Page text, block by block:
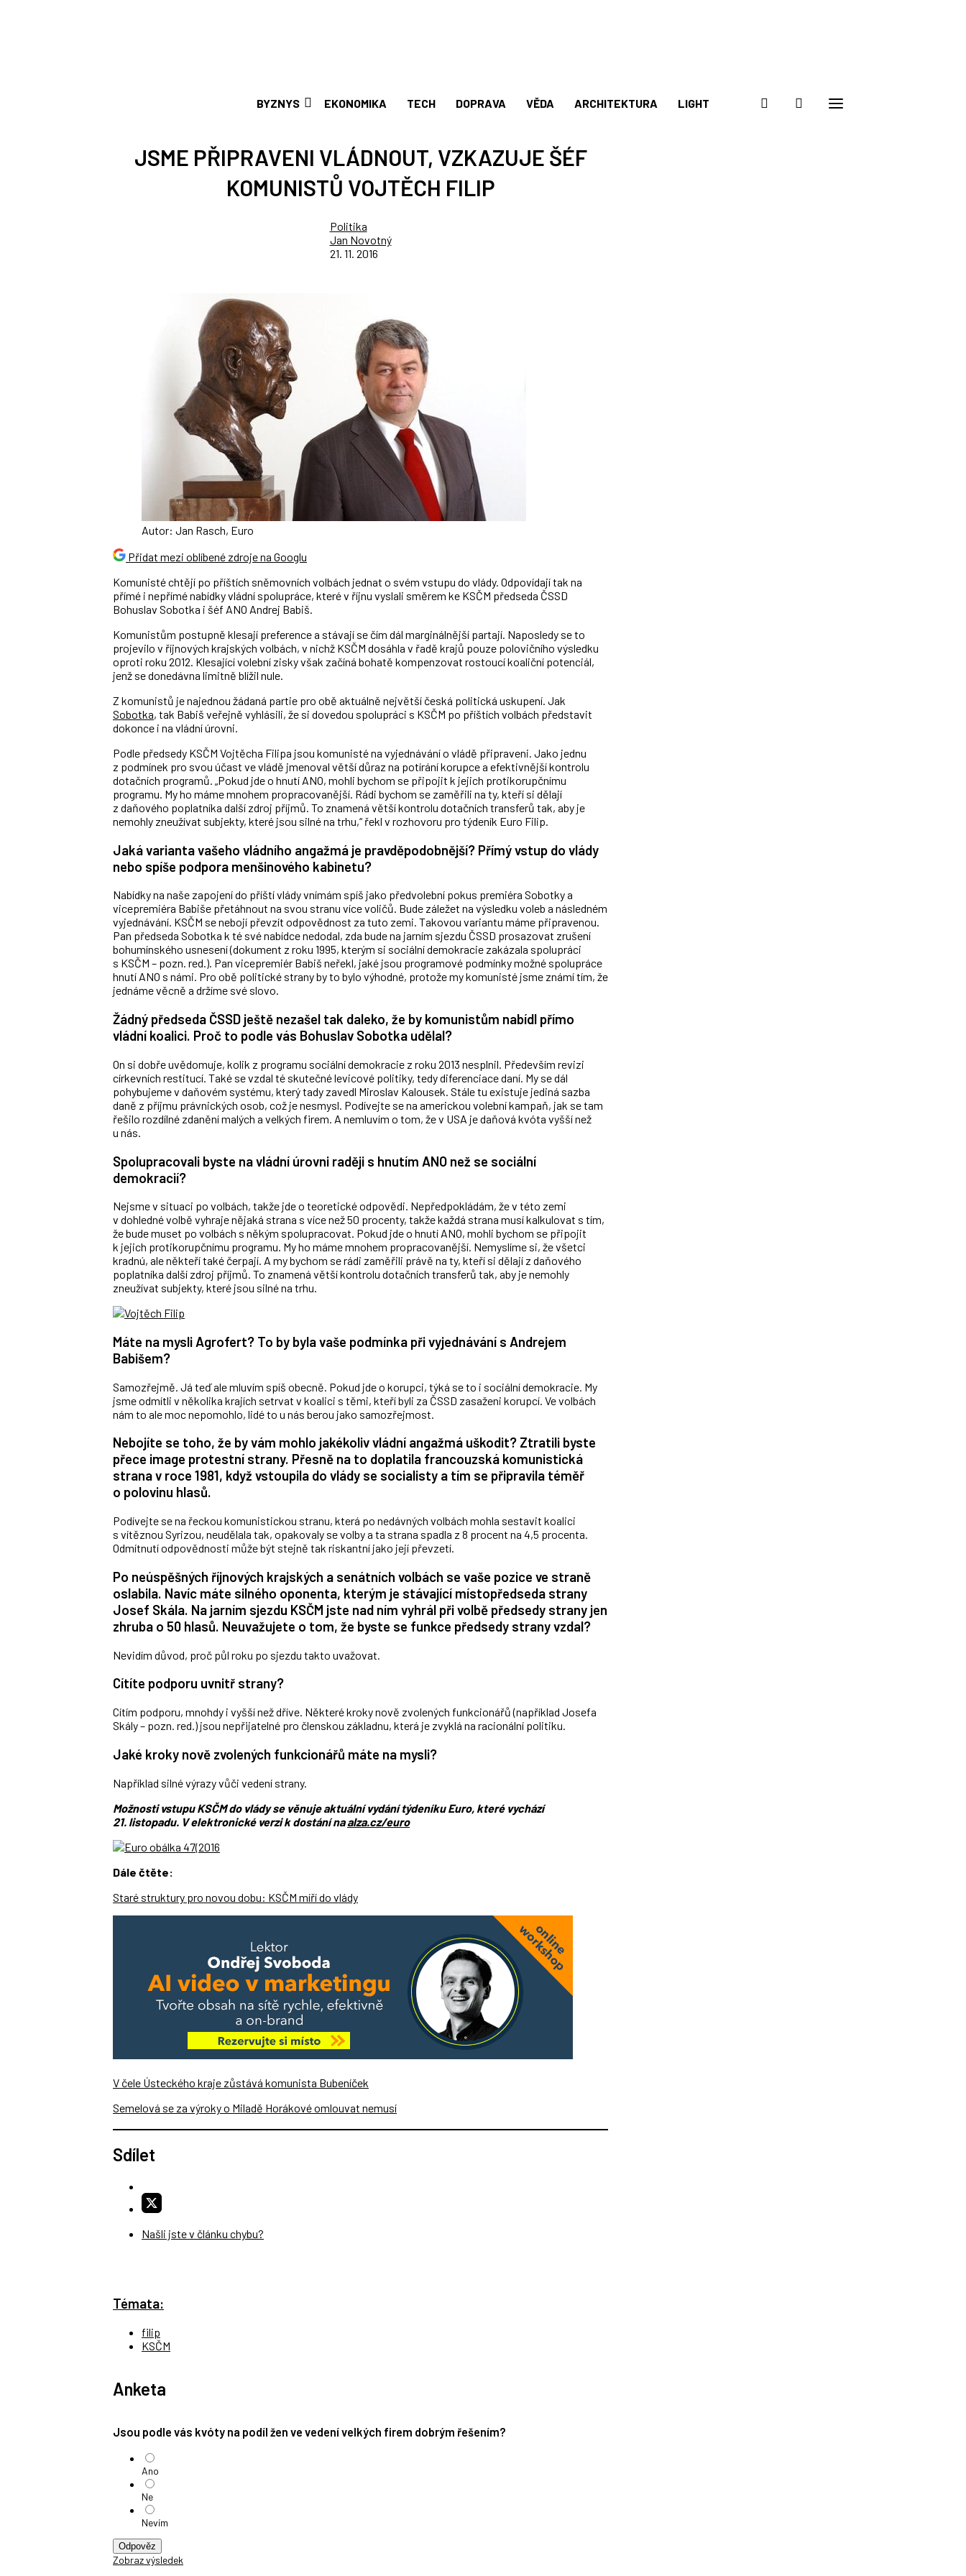
BYZNYS EKONOMIKA TECH DOPRAVA VĚDA ARCHITEKTURA LIGHT
JSME PŘIPRAVENI VLÁDNOUT, VZKAZUJE ŠÉF
KOMUNISTŮ VOJTĚCH FILIP
Politika
Jan Novotný
21. 11. 2016
Autor: Jan Rasch, Euro
Přidat mezi oblíbené zdroje na Googlu
Komunisté chtějí po příštích sněmovních volbách jednat o svém vstupu do vlády. Odpovídají tak na
přímé i nepřímé nabídky vládní spolupráce, které v říjnu vyslali směrem ke KSČM předseda ČSSD
Bohuslav Sobotka i šéf ANO Andrej Babiš.
Komunistům postupně klesají preference a stávají se čím dál marginálnější partají. Naposledy se to
projevilo v říjnových krajských volbách, v nichž KSČM dosáhla v řadě krajů pouze polovičního výsledku
oproti roku 2012. Klesající volební zisky však začíná bohatě kompenzovat rostoucí koaliční potenciál,
jenž se donedávna limitně blížil nule.
Z komunistů je najednou žádaná partie pro obě aktuálně největší česká politická uskupení. Jak
Sobotka, tak Babiš veřejně vyhlásili, že si dovedou spolupráci s KSČM po příštích volbách představit
dokonce i na vládní úrovni.
Podle předsedy KSČM Vojtěcha Filipa jsou komunisté na vyjednávání o vládě připraveni. Jako jednu
z podmínek pro svou účast ve vládě jmenoval větší důraz na potírání korupce a efektivnější kontrolu
dotačních programů. „Pokud jde o hnutí ANO, mohli bychom se připojit k jejich protikorupčnímu
programu. My ho máme mnohem propracovanější. Rádi bychom se zaměřili na ty, kteří si dělají
z daňového poplatníka další zdroj příjmů. To znamená větší kontrolu dotačních transferů tak, aby je
nemohly zneužívat subjekty, které jsou silné na trhu,“ řekl v rozhovoru pro týdeník Euro Filip.
Jaká varianta vašeho vládního angažmá je pravděpodobnější? Přímý vstup do vlády
nebo spíše podpora menšinového kabinetu?
Nabídky na naše zapojení do příští vlády vnímám spíš jako předvolební pokus premiéra Sobotky a
vicepremiéra Babiše přetáhnout na svou stranu více voličů. Bude záležet na výsledku voleb a následném
vyjednávání. KSČM se nebojí převzít odpovědnost za tuto zemi. Takovou variantu máme připravenou.
Pan předseda Sobotka k té své nabídce nedodal, zda bude na jarním sjezdu ČSSD prosazovat zrušení
bohumínského usnesení (dokument z roku 1995, kterým si sociální demokracie zakázala spolupráci
s KSČM – pozn. red.). Pan vicepremiér Babiš neřekl, jaké jsou programové podmínky možné spolupráce
hnutí ANO s námi. Pro obě politické strany by to bylo výhodné, protože my komunisté jsme známí tím, že
jednáme věcně a držíme své slovo.
Žádný předseda ČSSD ještě nezašel tak daleko, že by komunistům nabídl přímo
vládní koalici. Proč to podle vás Bohuslav Sobotka udělal?
On si dobře uvědomuje, kolik z programu sociální demokracie z roku 2013 nesplnil. Především revizi
církevních restitucí. Také se vzdal té skutečné levicové politiky, tedy diferenciace daní. My se dál
pohybujeme v daňovém systému, který tady zavedl Miroslav Kalousek. Stále tu existuje jediná sazba
daně z příjmu právnických osob, což je nesmysl. Podívejte se na americkou volební kampaň, jak se tam
řešilo rozdílné zdanění malých a velkých firem. A nemluvím o tom, že v USA je daňová kvóta vyšší než
u nás.
Spolupracovali byste na vládní úrovni raději s hnutím ANO než se sociální
demokracií?
Nejsme v situaci po volbách, takže jde o teoretické odpovědi. Nepředpokládám, že v této zemi
v dohledné volbě vyhraje nějaká strana s více než 50 procenty, takže každá strana musí kalkulovat s tím,
že bude muset po volbách s někým spolupracovat. Pokud jde o hnutí ANO, mohli bychom se připojit
k jejich protikorupčnímu programu. My ho máme mnohem propracovanější. Nemyslíme si, že všetci
kradnú, ale někteří také čerpají. A my bychom se rádi zaměřili právě na ty, kteří si dělají z daňového
poplatníka další zdroj příjmů. To znamená větší kontrolu dotačních transferů tak, aby je nemohly
zneužívat subjekty, které jsou silné na trhu.
Máte na mysli Agrofert? To by byla vaše podmínka při vyjednávání s Andrejem
Babišem?
Samozřejmě. Já teď ale mluvím spíš obecně. Pokud jde o korupci, týká se to i sociální demokracie. My
jsme odmítli v několika krajích setrvat v koalici s těmi, kteří byli za ČSSD zasaženi korupcí. Ve volbách
nám to ale moc nepomohlo, lidé to u nás berou jako samozřejmost.
Nebojíte se toho, že by vám mohlo jakékoliv vládní angažmá uškodit? Ztratili byste
přece image protestní strany. Přesně na to doplatila francouzská komunistická
strana v roce 1981, když vstoupila do vlády se socialisty a tím se připravila téměř
o polovinu hlasů.
Podívejte se na řeckou komunistickou stranu, která po nedávných volbách mohla sestavit koalici
s vítěznou Syrizou, neudělala tak, opakovaly se volby a ta strana spadla z 8 procent na 4,5 procenta.
Odmítnutí odpovědnosti může být stejně tak riskantní jako její převzetí.
Po neúspěšných říjnových krajských a senátních volbách se vaše pozice ve straně
oslabila. Navíc máte silného oponenta, kterým je stávající místopředseda strany
Josef Skála. Na jarním sjezdu KSČM jste nad ním vyhrál při volbě předsedy strany jen
zhruba o 50 hlasů. Neuvažujete o tom, že byste se funkce předsedy strany vzdal?
Nevidím důvod, proč půl roku po sjezdu takto uvažovat.
Cítíte podporu uvnitř strany?
Cítím podporu, mnohdy i vyšší než dříve. Některé kroky nově zvolených funkcionářů (například Josefa
Skály – pozn. red.) jsou nepřijatelné pro členskou základnu, která je zvyklá na racionální politiku.
Jaké kroky nově zvolených funkcionářů máte na mysli?
Například silné výrazy vůči vedení strany.
Možnosti vstupu KSČM do vlády se věnuje aktuální vydání týdeníku Euro, které vychází
21. listopadu. V elektronické verzi k dostání naalza.cz/euro
Dále čtěte:
Staré struktury pro novou dobu: KSČM míří do vlády
V čele Ústeckého kraje zůstává komunista Bubeníček
Semelová se za výroky o Miladě Horákové omlouvat nemusí
Sdílet
Našli jste v článku chybu?
Témata:
filip
KSČM
Anketa
Jsou podle vás kvóty na podíl žen ve vedení velkých firem dobrým řešením?
Ano
Ne
Nevím
Odpověz
Zobraz výsledek